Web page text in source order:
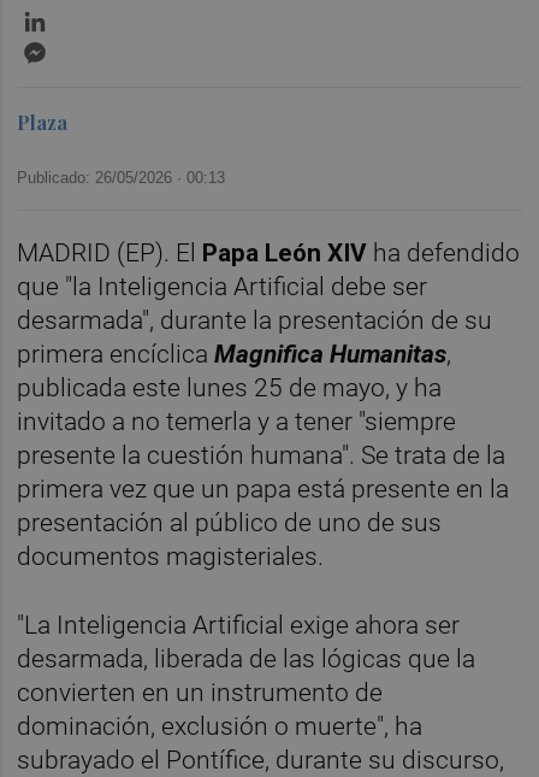
Plaza
Publicado: 26/05/2026 ·00:13
MADRID (EP). El Papa León XIV ha defendido
que "la Inteligencia Artificial debe ser
desarmada", durante la presentación de su
primera encíclicaMagnifica Humanitas,
publicada este lunes 25 de mayo, y ha
invitado a no temerla y a tener "siempre
presente la cuestión humana". Se trata de la
primera vez que un papa está presente en la
presentación al público de uno de sus
documentos magisteriales.
"La Inteligencia Artificial exige ahora ser
desarmada, liberada de las lógicas que la
convierten en un instrumento de
dominación, exclusión o muerte", ha
subrayado el Pontífice, durante su discurso,